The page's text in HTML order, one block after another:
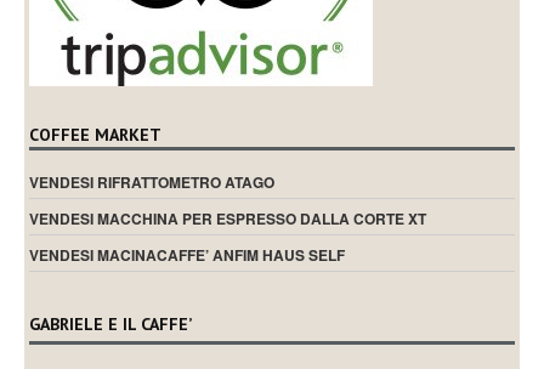
COFFEE MARKET
VENDESI RIFRATTOMETRO ATAGO
VENDESI MACCHINA PER ESPRESSO DALLA CORTE XT
VENDESI MACINACAFFE’ ANFIM HAUS SELF
GABRIELE E IL CAFFE’